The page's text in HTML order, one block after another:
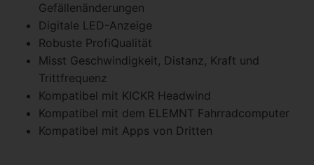
Gefällenänderungen
Digitale LED-Anzeige
Robuste ProfiQualität
Misst Geschwindigkeit, Distanz, Kraft und
Trittfrequenz
Kompatibel mit KICKR Headwind
Kompatibel mit dem ELEMNT Fahrradcomputer
Kompatibel mit Apps von Dritten